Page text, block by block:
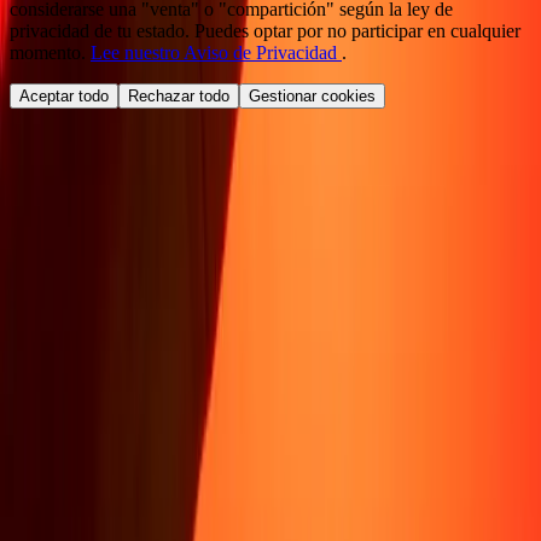
considerarse una "venta" o "compartición" según la ley de
privacidad de tu estado. Puedes optar por no participar en cualquier
momento. Lee nuestro Aviso de Privacidad .
Aceptar todo Rechazar todo Gestionar cookies